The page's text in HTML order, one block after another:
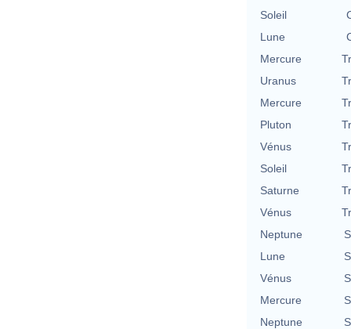
Soleil
Lune
Mercure
Uranus
Mercure
Pluton
Vénus
Soleil
Saturne
Vénus
Neptune
Lune
Vénus
Mercure
Neptune